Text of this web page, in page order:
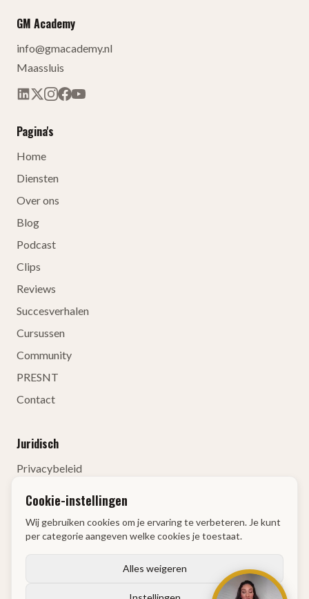
GM Academy
info@gmacademy.nl
Maassluis
Pagina's
Home
Diensten
Over ons
Blog
Podcast
Clips
Reviews
Succesverhalen
Cursussen
Community
PRESNT
Contact
Juridisch
Privacybeleid
Herroepingsrecht
KvK:68134835
Cookie-instellingen
Wij gebruiken cookies om je ervaring te verbeteren. Je kunt
per categorie aangeven welke cookies je toestaat.
Alles weigeren